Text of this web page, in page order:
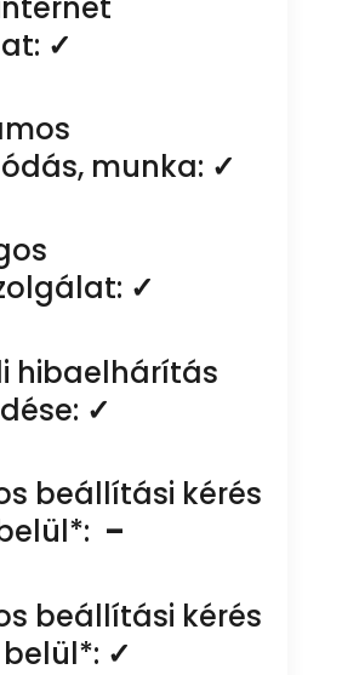
✓
munka: ✓
✓
hibaelhárítás
✓
beállítási kérés
–
beállítási kérés
✓